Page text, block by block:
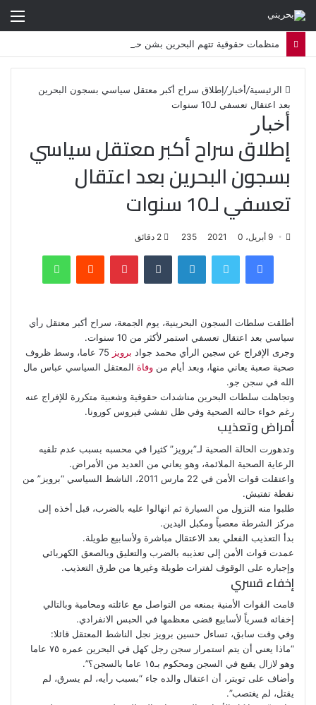
الرئيسية/أخبار/إطلاق سراح أكبر معتقل سياسي بسجون البحرين
بعد اعتقال تعسفي لـ10 سنوات
أخبار
إطلاق سراح أكبر معتقل سياسي
بسجون البحرين بعد اعتقال
تعسفي لـ10 سنوات
9 أبريل، 2021 0
فيسبوك لينكدإن بينتيريست
أطلقت سلطات السجون البحرينية، يوم الجمعة، سراح أكبر معتقل رأي
سياسي بعد اعتقال تعسفي استمر لأكثر من 10 سنوات.
وجرى الإفراج عن سجين الرأي محمد جواد برويز
75 عاما، وسط ظروف
صحية صعبة يعاني منها، وبعد أيام من وفاة المعتقل السياسي عباس مال
الله في سجن جو.
وتجاهلت سلطات البحرين مناشدات حقوقية وشعبية متكررة للإفراج عنه
رغم خواء حالته الصحية وفي ظل تفشي فيروس كورونا.
أمراض وتعذيب
وتدهورت الحالة الصحية لـ”برويز” كثيرا في محسبه بسبب عدم تلقيه
الرعاية الصحية الملائمة، وهو يعاني من العديد من الأمراض.
واعتقلت قوات الأمن في 22 مارس 2011، الناشط السياسي “برويز” من
نقطة تفتيش.
طلبوا منه النزول من السيارة ثم انهالوا عليه بالضرب، قبل أخذه إلى
مركز الشرطة معصباً ومكبل اليدين.
بدأ التعذيب الفعلي بعد الاعتقال مباشرة ولأسابيع طويلة.
عمدت قوات الأمن إلى تعذيبه بالضرب والتعليق وبالصعق الكهربائي
وإجباره على الوقوف لفترات طويلة وغيرها من طرق التعذيب.
إخفاء قسري
قامت القوات الأمنية بمنعه من التواصل مع عائلته ومحامية وبالتالي
إخفائه قسرياً لأسابيع قضى معظمها في الحبس الانفرادي.
وفي وقت سابق، تساءل حسين برويز نجل الناشط المعتقل قائلا:
“ماذا يعني أن يتم استمرار سجن رجل كهل في البحرين عمره ٧٥ عاما
وهو لازال يقبع في السجن ومحكوم بـ١٥ عاما بالسجن؟”.
وأضاف على تويتر، أن اعتقال والده جاء “بسبب رأيه، لم يسرق، لم
يقتل، لم يغتصب”.